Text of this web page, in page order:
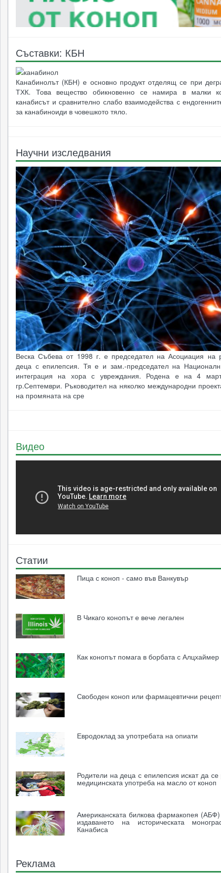
Съставки: КБН
Канабинолът (КБН) е основно продукт отделящ се при
ТХК. Това вещество обикновенно се намира в малки
канабисът и сравнително слабо взаимодейства с
за канабиноиди в човешкото тяло.
Научни изследвания
Веска Събева от 1998 г. е председател на Асоциация на
деца с епилепсия. Тя е и зам.-председател на
интеграция на хора с увреждания. Родена е на 4
гр.Септември. Ръководител на няколко международни
на промяната на сре
Видео
Статии
Пица с коноп - само във Ванкувър
В Чикаго конопът е вече легален
Как конопът помага в борбата с Алцхаймер
Свободен коноп или фармацевтични
Евродоклад за употребата на опиати
Родители на деца с епилепсия искат да
медицинската употреба на масло от коноп
Американската билкова фармакопея
издаването на историческата
Канабиса
Реклама